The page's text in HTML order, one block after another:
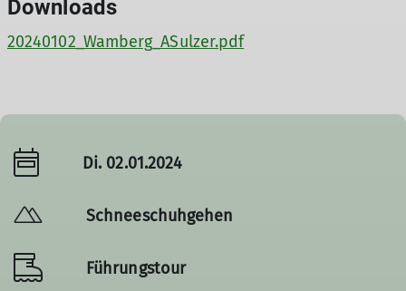
Downloads
20240102_Wamberg_ASulzer.pdf
Di. 02.01.2024
Schneeschuhgehen
Führungstour